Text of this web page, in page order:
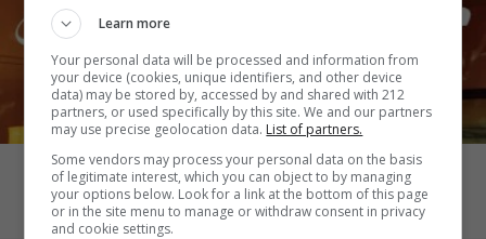
CINEMA
Katseye: Wild Hearts
Learn more
Your personal data will be processed and information from
your device (cookies, unique identifiers, and other device
data) may be stored by, accessed by and shared with 212
partners, or used specifically by this site. We and our partners
may use precise geolocation data. List of partners.
Some vendors may process your personal data on the basis
of legitimate interest, which you can object to by managing
your options below. Look for a link at the bottom of this page
or in the site menu to manage or withdraw consent in privacy
and cookie settings.